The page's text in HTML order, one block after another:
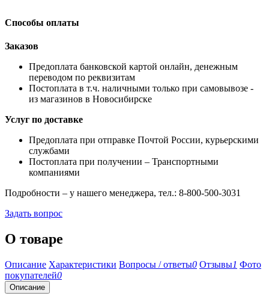
Способы оплаты
Заказов
Предоплата банковской картой онлайн, денежным
переводом по реквизитам
Постоплата в т.ч. наличными только при самовывозе -
из магазинов в Новосибирске
Услуг по доставке
Предоплата при отправке Почтой России, курьерскими
службами
Постоплата при получении – Транспортными
компаниями
Подробности – у нашего менеджера, тел.: 8-800-500-3031
Задать вопрос
О товаре
Описание Характеристики Вопросы / ответы0 Отзывы1 Фото
покупателей0
Описание